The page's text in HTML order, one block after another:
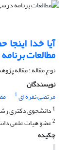
آیا خدا
مطالعات
نوع مقاله : مقاله
نویسندگان
مرتضی نقره ای1
1 دانشجوی دکتری
2عضو هیات علمی
چکیده